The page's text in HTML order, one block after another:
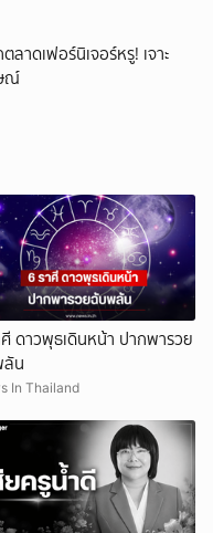
ลาดเฟอร์นิเจอร์หรู! เจาะ
ณ์
ศี ดาวพุธเดินหน้า ปากพารวย
น
In Thailand